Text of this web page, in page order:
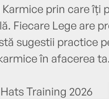
Karmice prin care îți
Fiecare Lege are
sugestii practice
în afacerea ta.
Training 2026